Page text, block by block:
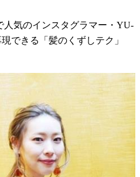
人気のインスタグラマー・YU-
できる「髪のくずしテク」